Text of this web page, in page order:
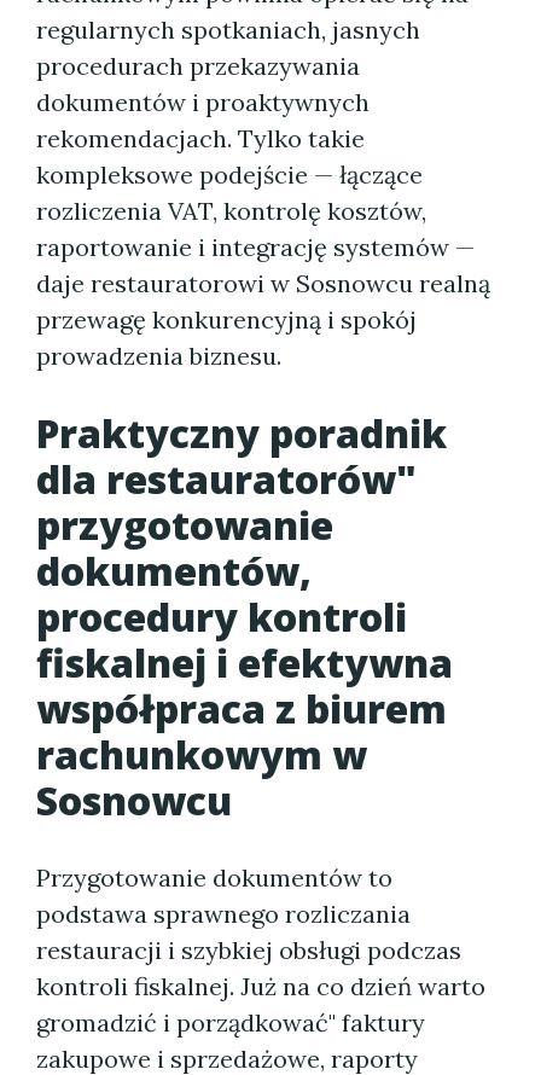
regularnych spotkaniach, jasnych
procedurach przekazywania
dokumentów i proaktywnych
rekomendacjach. Tylko takie
kompleksowe podejście — łączące
rozliczenia VAT, kontrolę kosztów,
raportowanie i integrację systemów —
daje restauratorowi w Sosnowcu realną
przewagę konkurencyjną i spokój
prowadzenia biznesu.
Praktyczny poradnik
dla restauratorów"
przygotowanie
dokumentów,
procedury kontroli
fiskalnej i efektywna
współpraca z biurem
rachunkowym w
Sosnowcu
Przygotowanie dokumentów to
podstawa sprawnego rozliczania
restauracji i szybkiej obsługi podczas
kontroli fiskalnej. Już na co dzień warto
gromadzić i porządkować" faktury
zakupowe i sprzedażowe, raporty